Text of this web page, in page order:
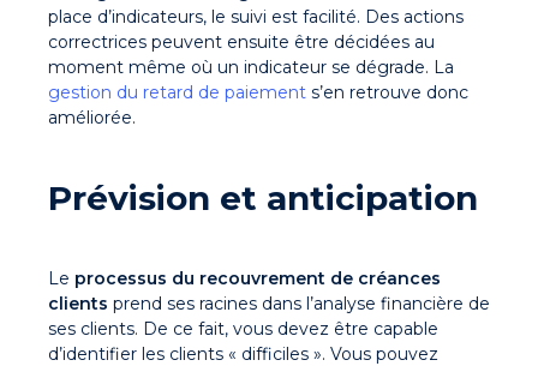
place d’indicateurs, le suivi est facilité. Des actions
correctrices peuvent ensuite être décidées au
moment même où un indicateur se dégrade. La
gestion du retard de paiement s’en retrouve donc
améliorée.
Prévision et anticipation
Le processus du recouvrement de créances
clients prend ses racines dans l’analyse financière de
ses clients. De ce fait, vous devez être capable
d’identifier les clients « difficiles ». Vous pouvez